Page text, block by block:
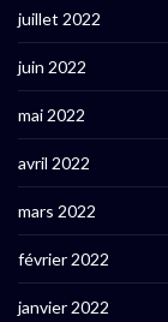
juillet 2022
juin 2022
mai 2022
avril 2022
mars 2022
février 2022
janvier 2022